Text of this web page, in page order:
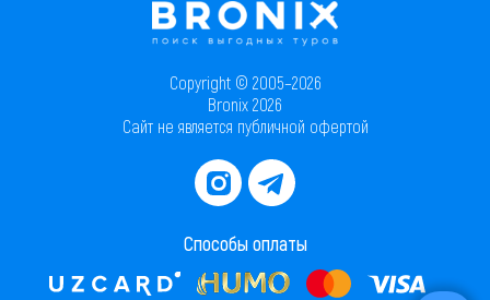
Copyright © 2005–2026
Bronix 2026
Сайт не является публичной офертой
Способы оплаты